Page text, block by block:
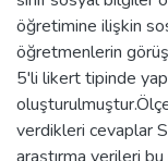
öğretimine ilişkin
öğretmenlerin
5'li likert tipinde
verdikleri cevaplar